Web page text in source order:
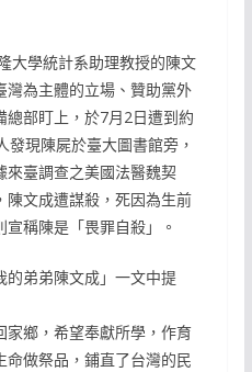
大學統計系助理教授的陳文
灣為主體的立場、贊助黨外
部盯上，於7月2日遭到約
現陳屍於臺大圖書館旁，
來臺調查之美國法醫魏契
文成遭謀殺，死因為生前
稱陳是「畏罪自殺」。
的弟弟陳文成」一文中提
家鄉，希望奉獻所學，作育
做祭品，鋪直了台灣的民